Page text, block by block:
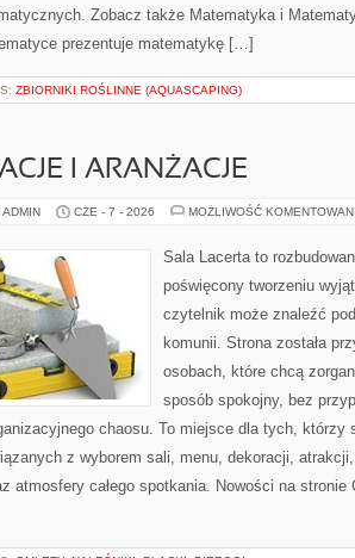
Zobacz także Matematyka i
prezentuje matematykę […]
ZBIORNIKI ROŚLINNE (AQUASCAPING)
I ARANŻACJE
CZE - 7 - 2026 MOŻLIWOŚĆ
Sala Lacerta to
poświęcony tworzeniu
czytelnik może znaleźć
komunii. Strona została
osobach, które chcą
sposób spokojny, bez
chaosu. To miejsce dla tych, którzy
z wyborem sali, menu, dekoracji,
atmosfery całego spotkania. Nowości na